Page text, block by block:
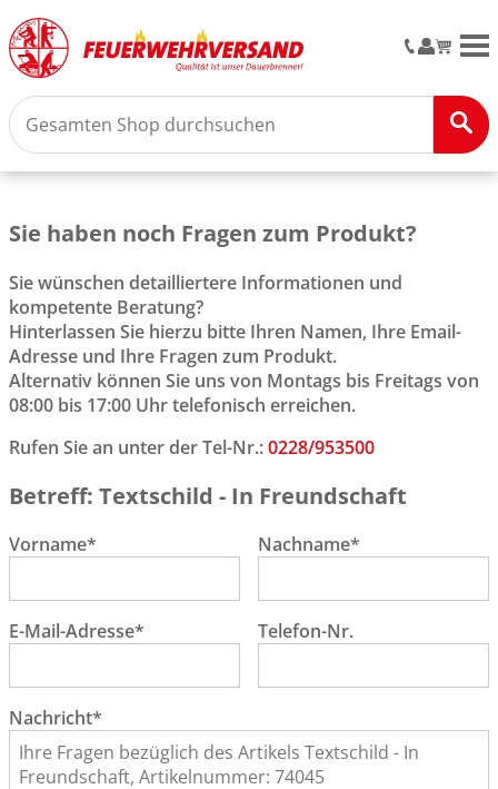
Sie haben noch Fragen zum Produkt?
Sie wünschen detailliertere Informationen und
kompetente Beratung?
Hinterlassen Sie hierzu bitte Ihren Namen, Ihre Email-
Adresse und Ihre Fragen zum Produkt.
Alternativ können Sie uns von Montags bis Freitags von
08:00 bis 17:00 Uhr telefonisch erreichen.
Rufen Sie an unter der Tel-Nr.:0228/953500
Betreff: Textschild - In Freundschaft
Vorname* Nachname*
E-Mail-Adresse* Telefon-Nr.
Nachricht*